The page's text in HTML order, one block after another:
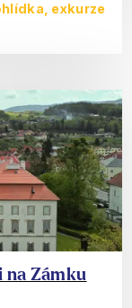
exkurze
na Zámku